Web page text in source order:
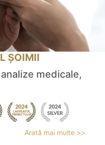
ȘOIMII
medicale,
Arată mai multe >>